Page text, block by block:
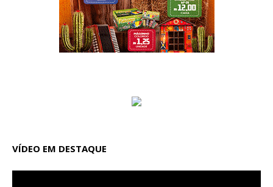
VÍDEO EM DESTAQUE